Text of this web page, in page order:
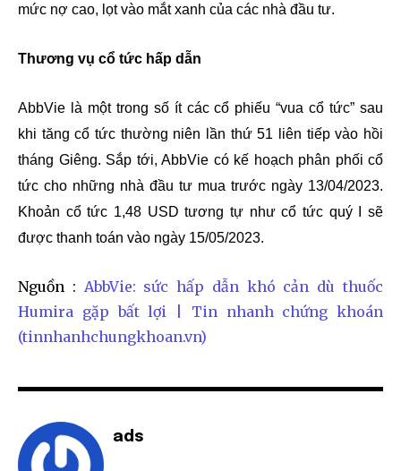
mức nợ cao, lọt vào mắt xanh của các nhà đầu tư.
Thương vụ cổ tức hấp dẫn
AbbVie là một trong số ít các cổ phiếu “vua cổ tức” sau
khi tăng cổ tức thường niên lần thứ 51 liên tiếp vào hồi
tháng Giêng. Sắp tới, AbbVie có kế hoạch phân phối cổ
tức cho những nhà đầu tư mua trước ngày 13/04/2023.
Khoản cổ tức 1,48 USD tương tự như cổ tức quý I sẽ
được thanh toán vào ngày 15/05/2023.
Nguồn : AbbVie: sức hấp dẫn khó cản dù thuốc
Humira gặp bất lợi | Tin nhanh chứng khoán
(tinnhanhchungkhoan.vn)
ads